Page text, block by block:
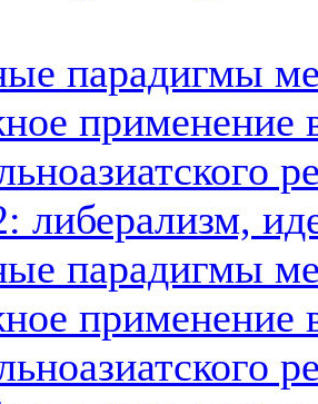
парадигмы
применение
либерализм,
парадигмы
применение